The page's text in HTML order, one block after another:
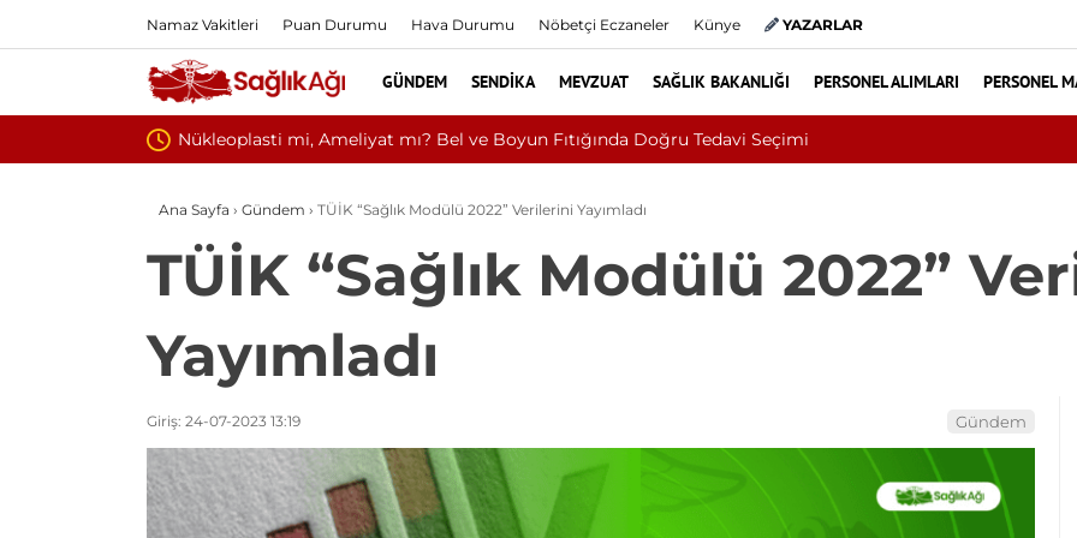
Namaz Vakitleri Puan Durumu Hava Durumu Nöbetçi Eczaneler Künye YAZARLAR
GÜNDEM SENDIKA MEVZUAT SAĞLIK BAKANLIĞI PERSONEL ALIMLARI PERSONEL
Kültür ve Turizm Bakanlığı Uludağ Alan Başkanlığı 11 Sürekli İşçi Alımı
Ana Sayfa › Gündem › TÜİK “Sağlık Modülü 2022” Verilerini Yayımladı
TÜİK “Sağlık Modülü 2022”
Yayımladı
Giriş: 24-07-2023 13:19 Gündem